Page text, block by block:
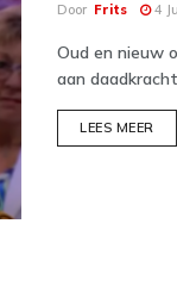
Door Frits 4
Oud en nieuw
aan
LEES MEER